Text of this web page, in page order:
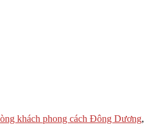
khách phong cách Đông Dương,